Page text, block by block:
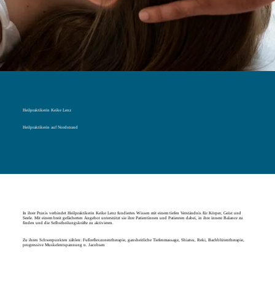
Heilpraktikerin Keike Lenz
Heilpraktikerin auf Nordstrand
In ihrer Praxis verbindet Heilpraktikerin Keike Lenz fundiertes Wissen mit einem tiefen Verständnis für Körper, Geist und
Seele. Mit einem breit gefächerten Angebot unterstützt sie ihre Patientinnen und Patienten dabei, in ihre innere Balance zu
finden und die Selbstheilungskräfte zu aktivieren.
Zu ihren Schwerpunkten zählen: Fußreflexzonentherapie, gansheitliche Tiefenmassage, Shiatsu, Reki, Bachblütentherapie,
progressive Muskelentspannung n. Jacobsen